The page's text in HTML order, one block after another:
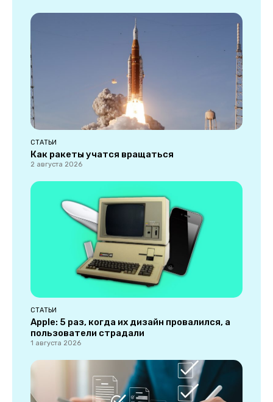
СТАТЬИ
Как ракеты учатся вращаться
2 августа 2026
СТАТЬИ
Apple: 5 раз, когда их дизайн провалился, а
пользователи страдали
1 августа 2026